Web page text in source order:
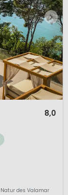
8,0
des Valamar